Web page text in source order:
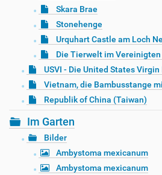
Skara Brae
Stonehenge
Urquhart Castle am Loch
Die Tierwelt im
USVI - Die United States
Vietnam, die Bambusstange
Republik of China (Taiwan)
Im Garten
Bilder
Ambystoma mexicanum
Ambystoma mexicanum